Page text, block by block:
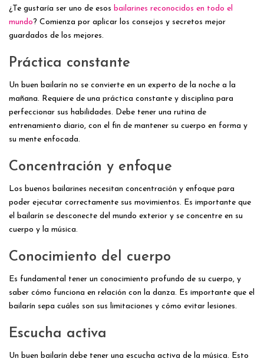
¿Te gustaría ser uno de esos bailarines reconocidos en todo el
mundo? Comienza por aplicar los consejos y secretos mejor
guardados de los mejores.
Práctica constante
Un buen bailarín no se convierte en un experto de la noche a la
mañana. Requiere de una práctica constante y disciplina para
perfeccionar sus habilidades. Debe tener una rutina de
entrenamiento diario, con el fin de mantener su cuerpo en forma y
su mente enfocada.
Concentración y enfoque
Los buenos bailarines necesitan concentración y enfoque para
poder ejecutar correctamente sus movimientos. Es importante que
el bailarín se desconecte del mundo exterior y se concentre en su
cuerpo y la música.
Conocimiento del cuerpo
Es fundamental tener un conocimiento profundo de su cuerpo, y
saber cómo funciona en relación con la danza. Es importante que el
bailarín sepa cuáles son sus limitaciones y cómo evitar lesiones.
Escucha activa
Un buen bailarín debe tener una escucha activa de la música. Esto